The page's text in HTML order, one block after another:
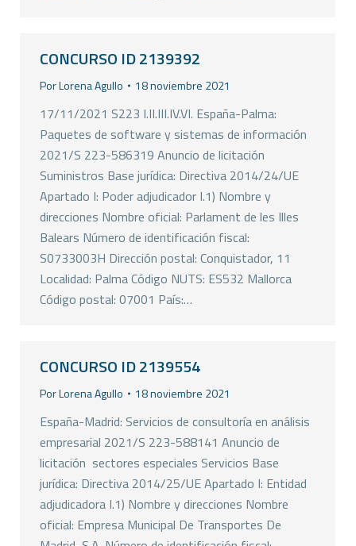
CONCURSO ID 2139392
PorLorena Agullo 18 noviembre 2021
17/11/2021 S223 I.II.III.IV.VI. España-Palma:
Paquetes de software y sistemas de información
2021/S 223-586319 Anuncio de licitación
Suministros Base jurídica: Directiva 2014/24/UE
Apartado I: Poder adjudicador I.1) Nombre y
direcciones Nombre oficial: Parlament de les Illes
Balears Número de identificación fiscal:
S0733003H Dirección postal: Conquistador, 11
Localidad: Palma Código NUTS: ES532 Mallorca
Código postal: 07001 País:…
CONCURSO ID 2139554
PorLorena Agullo 18 noviembre 2021
España-Madrid: Servicios de consultoría en análisis
empresarial 2021/S 223-588141 Anuncio de
licitación  sectores especiales Servicios Base
jurídica: Directiva 2014/25/UE Apartado I: Entidad
adjudicadora I.1) Nombre y direcciones Nombre
oficial: Empresa Municipal De Transportes De